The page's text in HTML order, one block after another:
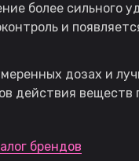
более сильного
и
дозах и
действия
брендов